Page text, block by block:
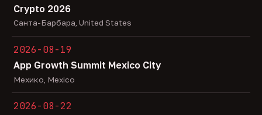
Crypto 2026
Санта-Барбара, United States
2026-08-19
App Growth Summit Mexico City
Мехико, Mexico
2026-08-22